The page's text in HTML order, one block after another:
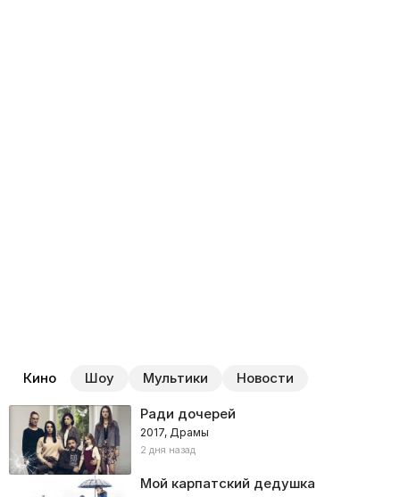
Кино Шоу Мультики Новости
Ради дочерей
2017, Драмы
2 дня назад
Мой карпатский дедушка